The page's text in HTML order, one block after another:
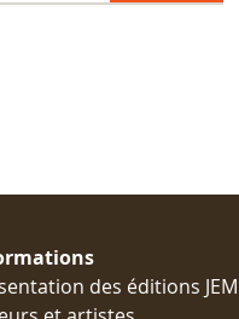
des éditions JEM